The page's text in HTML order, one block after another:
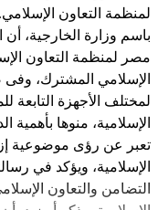
لمنظمة التعاون
باسم وزارة الخارجية، أن
مصر لمنظمة التعاون
الإسلامي المشترك،
لمختلف الأجهزة التابعة
الإسلامية، منوها بأهمية
تعبر عن رؤى موضوعية
الإسلامية، ويؤكد في
التضامن والتعاون